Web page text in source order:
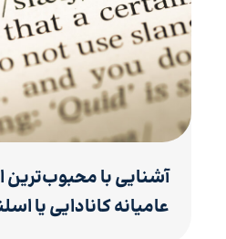
آشنایی با محبوب‌ترین
عامیانه کانادایی یا